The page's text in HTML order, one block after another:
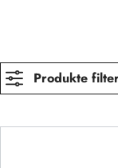
Produkte